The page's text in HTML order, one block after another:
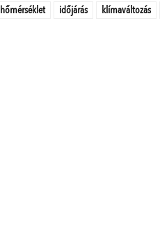
hőmérséklet időjárás klímaváltozás